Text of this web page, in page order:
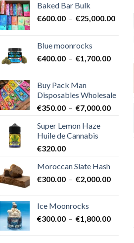
Baked Bar Bulk
€600.00 – €25,000.00Plage
Blue moonrocks
€400.00 – €1,700.00Plage
à
Buy Pack Man
Disposables Wholesale
€350.00 – €7,000.00Plage
Super Lemon Haze
Huile de Cannabis
€320.00
Moroccan Slate Hash
€300.00 – €2,000.00Plage
à
Ice Moonrocks
€300.00 – €1,800.00Plage